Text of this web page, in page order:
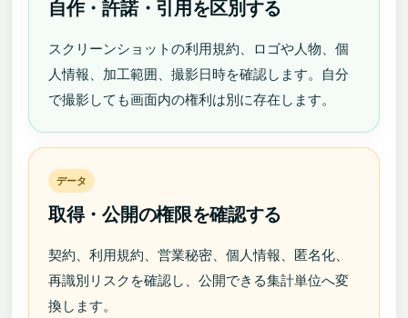
自作・許諾・引用を区別する
スクリーンショットの利用規約、ロゴや人物、個
人情報、加工範囲、撮影日時を確認します。自分
で撮影しても画面内の権利は別に存在します。
データ
取得・公開の権限を確認する
契約、利用規約、営業秘密、個人情報、匿名化、
再識別リスクを確認し、公開できる集計単位へ変
換します。